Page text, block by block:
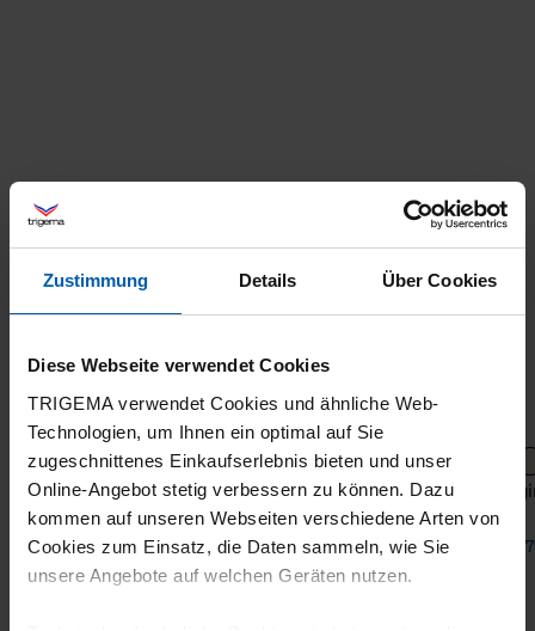
Zustimmung Details Über Cookies
Diese Webseite verwendet Cookies
TRIGEMA verwendet Cookies und ähnliche Web-
Technologien, um Ihnen ein optimal auf Sie
zugeschnittenes Einkaufserlebnis bieten und unser
Online-Angebot stetig verbessern zu können. Dazu
kommen auf unseren Webseiten verschiedene Arten von
Cookies zum Einsatz, die Daten sammeln, wie Sie
unsere Angebote auf welchen Geräten nutzen.
Jogging pants with high waistband
from 57,00 € from